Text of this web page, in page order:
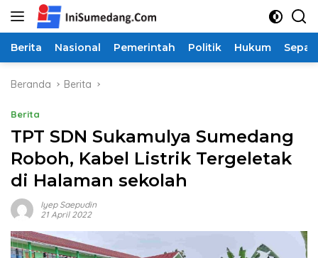
Langsung
Berita Nasional Pemerintah Politik Hukum
Beranda Berita
Berita
TPT SDN Sukamulya Sumedang
Roboh, Kabel Listrik Tergeletak
di Halaman sekolah
Iyep Saepudin
21 April 2022